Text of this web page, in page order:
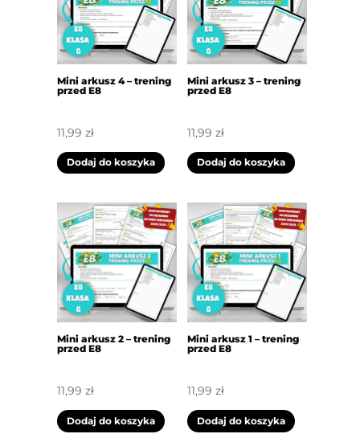
Mini arkusz 4 – trening
przed E8
11,99 zł
Dodaj do koszyka
Mini arkusz 3 – trening
przed E8
11,99 zł
Dodaj do koszyka
Mini arkusz 2 – trening
przed E8
11,99 zł
Dodaj do koszyka
Mini arkusz 1 – trening
przed E8
11,99 zł
Dodaj do koszyka